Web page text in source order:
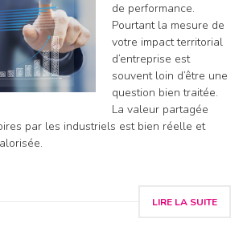
de performance.
Pourtant la mesure de
votre impact territorial
d’entreprise est
souvent loin d’être une
question bien traitée.
La valeur partagée
par les industriels est bien réelle et
mieux valorisée.
LIRE LA SUITE